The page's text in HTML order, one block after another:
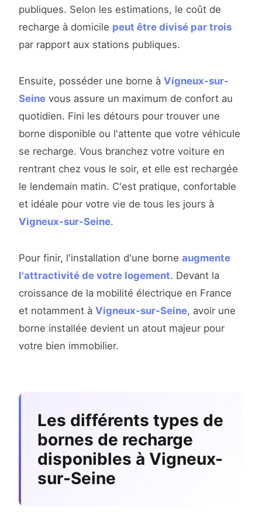
publiques. Selon les estimations, le coût de
recharge à domicile peut être divisé par trois
par rapport aux stations publiques.
Ensuite, posséder une borne à Vigneux-sur-
Seine vous assure un maximum de confort au
quotidien. Fini les détours pour trouver une
borne disponible ou l'attente que votre véhicule
se recharge. Vous branchez votre voiture en
rentrant chez vous le soir, et elle est rechargée
le lendemain matin. C'est pratique, confortable
et idéale pour votre vie de tous les jours à
Vigneux-sur-Seine.
Pour finir, l'installation d'une borne augmente
l'attractivité de votre logement. Devant la
croissance de la mobilité électrique en France
et notamment à Vigneux-sur-Seine, avoir une
borne installée devient un atout majeur pour
votre bien immobilier.
Les différents types de
bornes de recharge
disponibles à Vigneux-
sur-Seine